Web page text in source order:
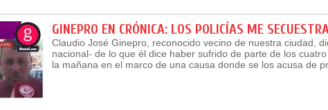
GINEPRO EN CRÓNICA: LOS POLICÍAS ME
Claudio José Ginepro, reconocido vecino de nuestra ciudad,
nacional- de lo que él dice haber sufrido de parte de los
la mañana en el marco de una causa donde se los acusa de